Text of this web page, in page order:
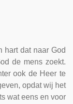
hart dat naar God
de mens zoekt.
ook de Heer te
opdat wij het
wat eens en voor